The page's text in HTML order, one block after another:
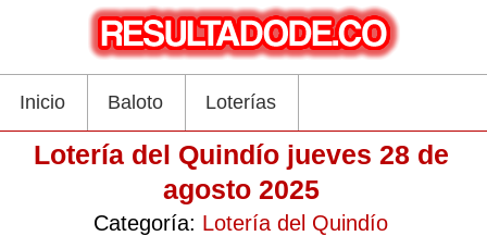
Inicio Baloto Loterías
Lotería del Quindío jueves 28 de
agosto 2025
Categoría: Lotería del Quindío